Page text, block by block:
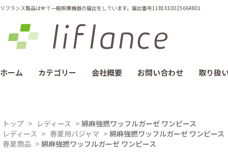
リフランス製品は全て一般医療機器の届出をしています。届出番号11B1X10025664801
ホーム カテゴリー 会社概要 お問い合わせ 取り扱
トップ > レディース > 綿麻強撚ワッフルガーゼ ワンピース
レディース > 春夏用パジャマ > 綿麻強撚ワッフルガーゼ ワンピース
春夏商品 > 綿麻強撚ワッフルガーゼ ワンピース